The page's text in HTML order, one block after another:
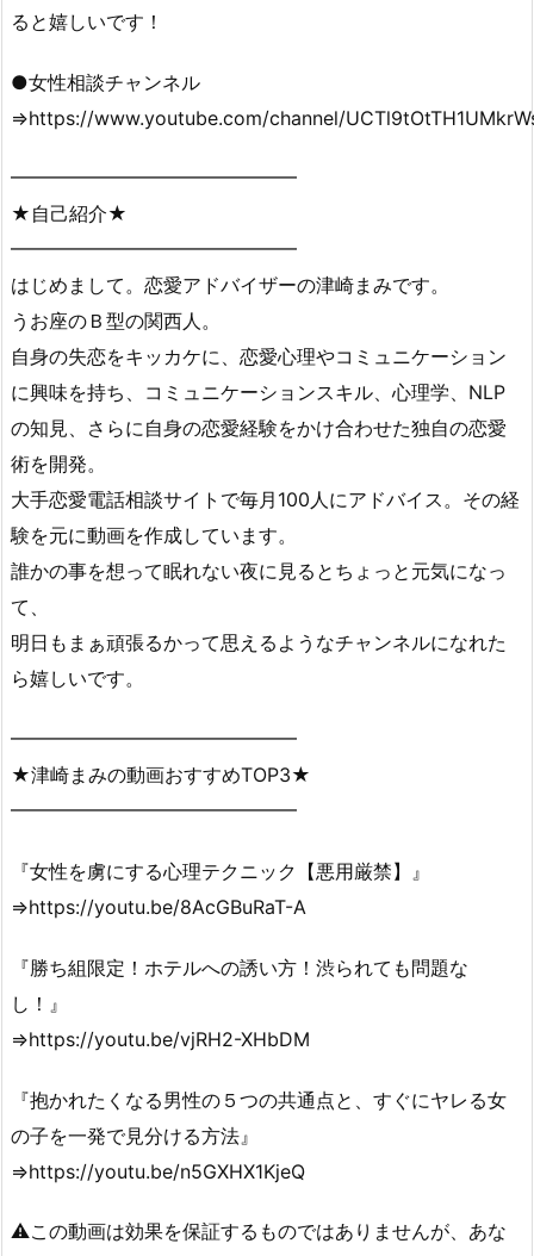
ると嬉しいです！
●女性相談チャンネル
⇒https://www.youtube.com/channel/
━━━━━━━━━━━━━━━
★自己紹介★
━━━━━━━━━━━━━━━
はじめまして。恋愛アドバイザーの津崎まみです。
うお座のＢ型の関西人。
自身の失恋をキッカケに、恋愛心理やコミュニケーション
に興味を持ち、コミュニケーションスキル、心理学、NLP
の知見、さらに自身の恋愛経験をかけ合わせた独自の恋愛
術を開発。
大手恋愛電話相談サイトで毎月100人にアドバイス。その経
験を元に動画を作成しています。
誰かの事を想って眠れない夜に見るとちょっと元気になっ
て、
明日もまぁ頑張るかって思えるようなチャンネルになれた
ら嬉しいです。
━━━━━━━━━━━━━━━
★津崎まみの動画おすすめTOP3★
━━━━━━━━━━━━━━━
『女性を虜にする心理テクニック【悪用厳禁】』
⇒https://youtu.be/8AcGBuRaT-A
『勝ち組限定！ホテルへの誘い方！渋られても問題な
し！』
⇒https://youtu.be/vjRH2-XHbDM
『抱かれたくなる男性の５つの共通点と、すぐにヤレる女
の子を一発で見分ける方法』
⇒https://youtu.be/n5GXHX1KjeQ
⚠︎この動画は効果を保証するものではありませんが、あな